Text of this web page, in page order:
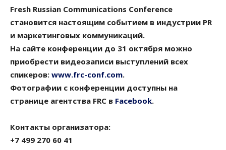
Fresh Russian Communications Conference
становится настоящим событием в индустрии PR
и маркетинговых коммуникаций.
На сайте конференции до 31 октября можно
приобрести видеозаписи выступлений всех
спикеров: www.frc-conf.com.
Фотографии с конференции доступны на
странице агентства FRC в Facebook.
Контакты организатора:
+7 499 270 60 41